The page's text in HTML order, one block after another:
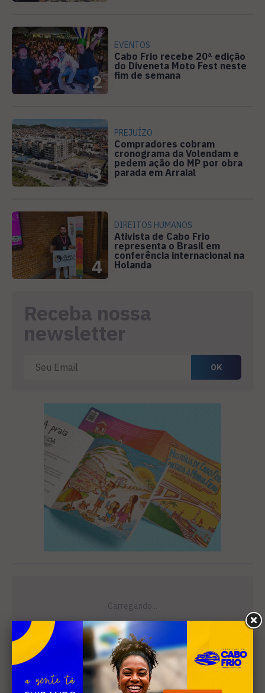
2
EVENTOS
Cabo Frio recebe 20ª edição
do Diveneta Moto Fest neste
fim de semana
3
PREJUÍZO
Compradores cobram
cronograma da Volendam e
pedem ação do MP por obra
parada em Arraial
4
DIREITOS HUMANOS
Ativista de Cabo Frio
representa o Brasil em
conferência internacional na
Holanda
Receba nossa
newsletter
Leia Também